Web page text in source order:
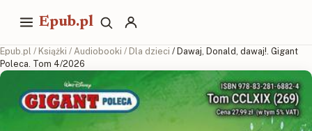
Epub.pl
Epub.pl / Książki / Audiobooki / Dla dzieci / Dawaj, Donald, dawaj!. Gigant
Poleca. Tom 4/2026